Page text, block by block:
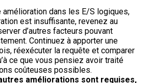
amélioration dans les E/S logiques,
est insuffisante, revenez au
d’autres facteurs pouvant
Continuez à apporter une
réexécuter la requête et comparer
ce que vous pensiez avoir traité
coûteuses possibles.
améliorations sont requises,